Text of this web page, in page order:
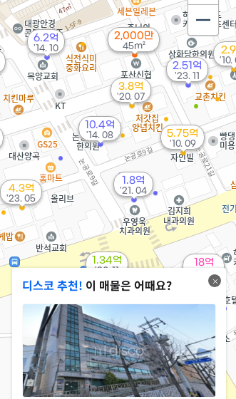
2.51억
'23. 11
4.3억
'23. 05
18억
1.8억
'21. 04
1.34억
'20. 11
3.8억
'20. 07
6.2억
'14. 10
10.4억
'14. 08
2,000만
45m²
1.8억
'11. 12
2.24억
'11. 10
'11. 02
5.75억
'10. 09
'10.
디스코 추천! 이 매물은 어때요?